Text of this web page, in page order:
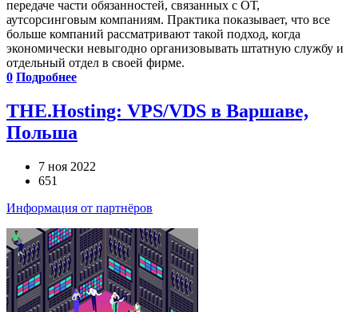
передаче части обязанностей, связанных с ОТ,
аутсорсинговым компаниям. Практика показывает, что все
больше компаний рассматривают такой подход, когда
экономически невыгодно организовывать штатную службу и
отдельный отдел в своей фирме.
0 Подробнее
THE.Hosting: VPS/VDS в Варшаве,
Польша
7 ноя 2022
651
Информация от партнёров